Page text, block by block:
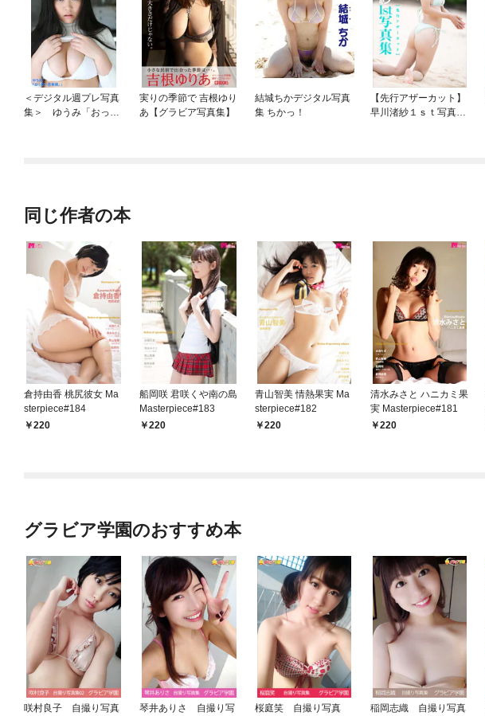
＜デジタル週プレ写真
集＞ ゆうみ「おっぱ
実りの季節で 吉根ゆり
あ【グラビア写真集】
結城ちかデジタル写真
集 ちかっ！
【先行アザーカット】
早川渚紗１ｓｔ写真
同じ作者の本
倉持由香 桃尻彼女 Ma
sterpiece#184
220
船岡咲 君咲くや南の島
Masterpiece#183
220
青山智美 情熱果実 Ma
sterpiece#182
220
清水みさと ハニカミ果
実 Masterpiece#181
220
グラビア学園のおすすめ本
咲村良子 自撮り写真
琴井ありさ 自撮り写
桜庭笑 自撮り写真
稲岡志織 自撮り写真